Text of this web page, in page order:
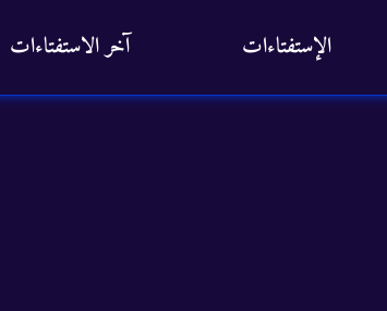
الإستفتاءات آخر الاستفتاءات